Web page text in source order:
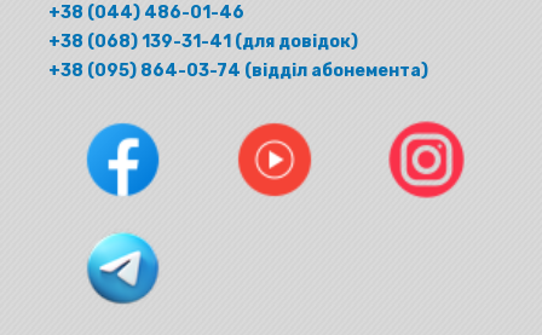
+38 (044) 486-01-46
+38 (068) 139-31-41 (для довідок)
+38 (095) 864-03-74 (відділ абонемента)